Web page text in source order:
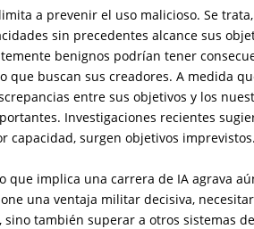
a prevenir el uso malicioso. Se
sin precedentes alcance sus
benignos podrían tener
que buscan sus creadores. A medida
entre sus objetivos y los
Investigaciones recientes
capacidad, surgen objetivos imprevistos.
que implica una carrera de IA agrava
una ventaja militar decisiva,
también superar a otros sistemas